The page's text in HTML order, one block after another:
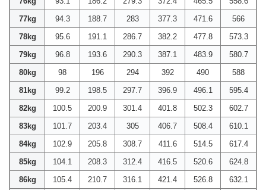
77kg
94.3 188.7 283 377.3 471.6
566
78kg
95.6 191.1 286.7 382.2 477.8
573.3
79kg
96.8 193.6 290.3 387.1 483.9
580.7
80kg
98 196 294 392 490
588
81kg
99.2 198.5 297.7 396.9 496.1
595.4
82kg
100.5 200.9 301.4 401.8 502.3
602.7
83kg
101.7 203.4 305 406.7 508.4
610.1
84kg
102.9 205.8 308.7 411.6 514.5
617.4
85kg
104.1 208.3 312.4 416.5 520.6
624.8
86kg
105.4 210.7 316.1 421.4 526.8
632.1